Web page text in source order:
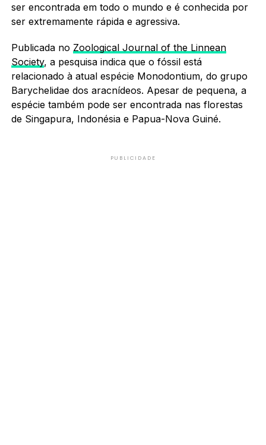
ser encontrada em todo o mundo e é conhecida por
ser extremamente rápida e agressiva.
Publicada no Zoological Journal of the Linnean
Society, a pesquisa indica que o fóssil está
relacionado à atual espécie Monodontium, do grupo
Barychelidae dos aracnídeos. Apesar de pequena, a
espécie também pode ser encontrada nas florestas
de Singapura, Indonésia e Papua-Nova Guiné.
PUBLICIDADE